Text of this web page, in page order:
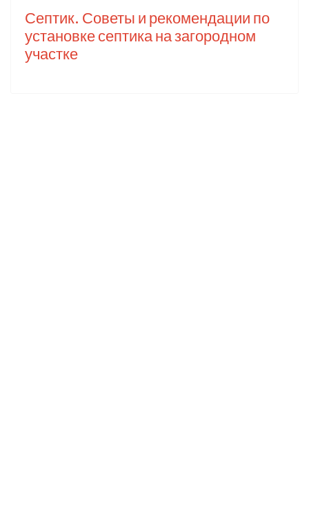
Септик. Советы и рекомендации по
установке септика на загородном
участке